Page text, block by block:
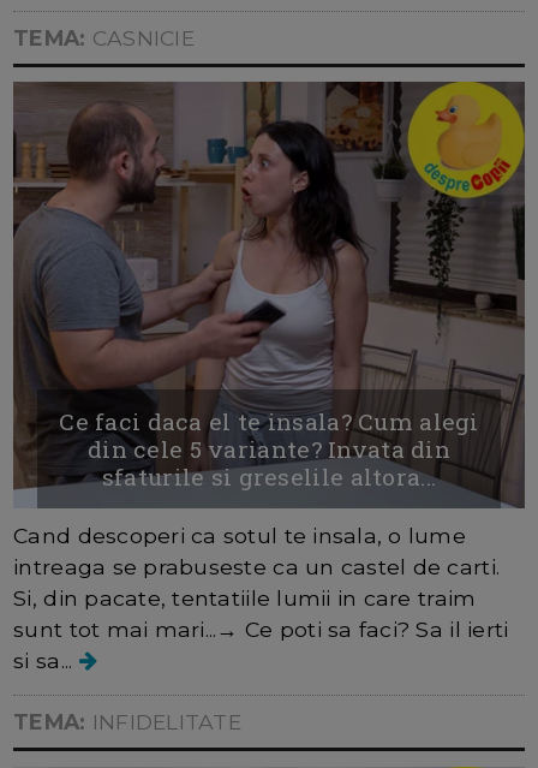
TEMA: CASNICIE
Ce faci daca el te insala? Cum alegi
din cele 5 variante? Invata din
sfaturile si greselile altora...
Cand descoperi ca sotul te insala, o lume
intreaga se prabuseste ca un castel de carti.
Si, din pacate, tentatiile lumii in care traim
sunt tot mai mari...→ Ce poti sa faci? Sa il ierti
si sa...
TEMA: INFIDELITATE